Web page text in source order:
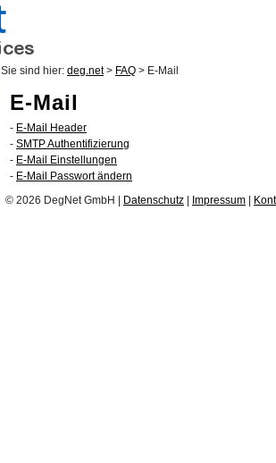
Sie sind hier: deg.net> FAQ > E-Mail
E-Mail
- E-Mail Header
- SMTP Authentifizierung
- E-Mail Einstellungen
- E-Mail Passwort ändern
© 2026 DegNet GmbH |
Datenschutz Impressum